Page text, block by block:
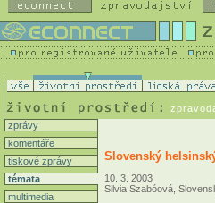
zprávy
komentáře
tiskové zprávy
témata
multimedia
Slovenský
10. 3. 2003
Silvia Szabóová,